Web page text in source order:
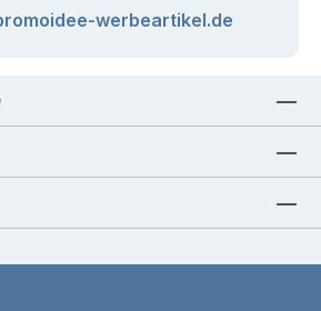
werbeartikel.de